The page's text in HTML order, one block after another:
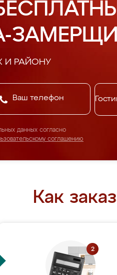
И РАЙОНУ
данных согласно
соглашению
Как